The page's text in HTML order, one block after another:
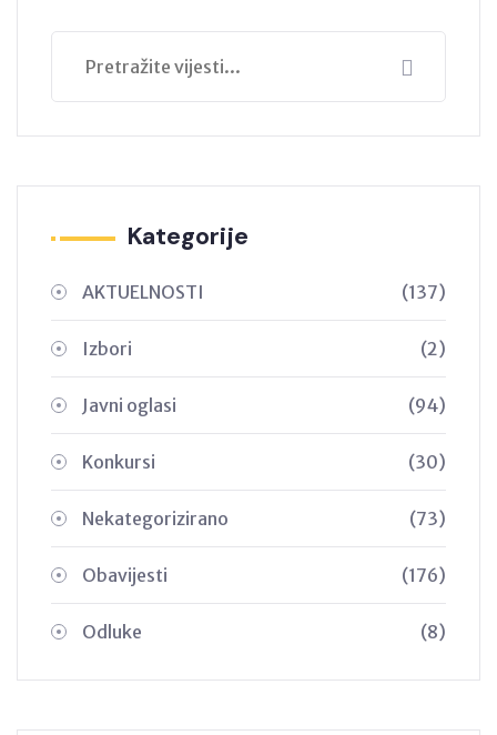
Kategorije
AKTUELNOSTI (137)
Izbori (2)
Javni oglasi (94)
Konkursi (30)
Nekategorizirano (73)
Obavijesti (176)
Odluke (8)